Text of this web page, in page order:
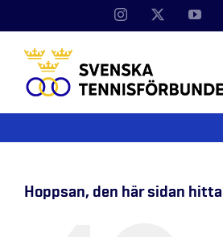
Instagram
Hoppsan, den här sidan